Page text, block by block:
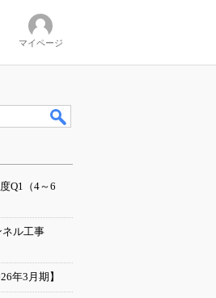
マイページ
Q1（4～6
ル工事
年3月期】